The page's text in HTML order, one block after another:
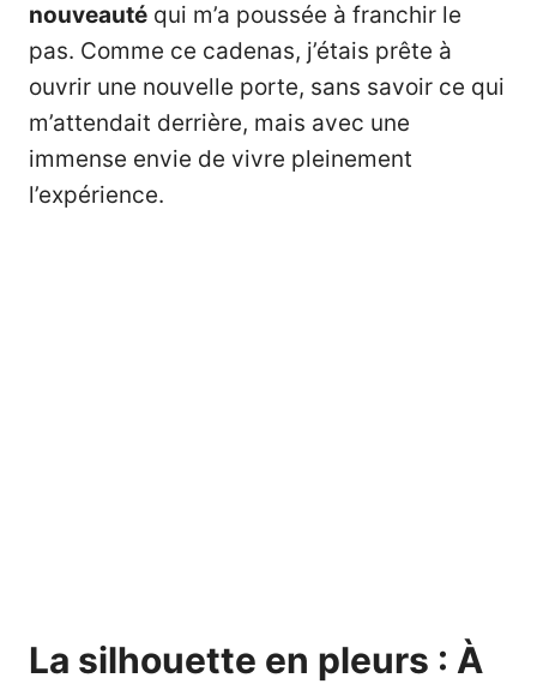
nouveauté qui m’a poussée à franchir le
pas. Comme ce cadenas, j’étais prête à
ouvrir une nouvelle porte, sans savoir ce qui
m’attendait derrière, mais avec une
immense envie de vivre pleinement
l’expérience.
La silhouette en pleurs : À